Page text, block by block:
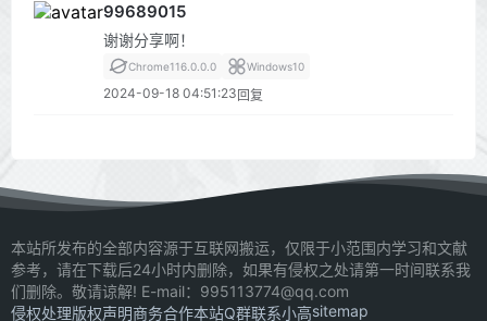
99689015
谢谢分享啊！
Chrome116.0.0.0 Windows10
2024-09-18 04:51:23 回复
本站所发布的全部内容源于互联网搬运，仅限于小范围内学习和文献
参考，请在下载后24小时内删除，如果有侵权之处请第一时间联系我
们删除。敬请谅解! E-mail：995113774@qq.com
侵权处理版权声明商务合作本站Q群联系小高sitemap